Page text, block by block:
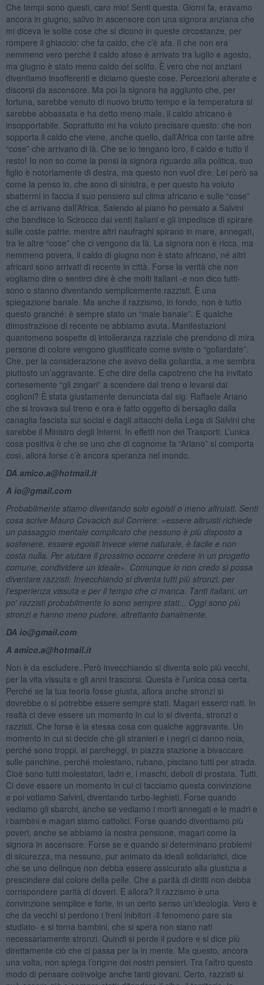
Che tempi sono questi, caro mio! Senti questa. Giorni fa, eravamo
ancora in giugno, salivo in ascensore con una signora anziana che
mi diceva le solite cose che si dicono in queste circostanze, per
rompere il ghiaccio: che fa caldo, che c’è afa. Il che non era
nemmeno vero perché il caldo afoso è arrivato tra luglio e agosto,
ma giugno è stato meno caldo del solito. È vero che noi anziani
diventiamo insofferenti e diciamo queste cose. Percezioni alterate e
discorsi da ascensore. Ma poi la signora ha aggiunto che, per
fortuna, sarebbe venuto di nuovo brutto tempo e la temperatura si
sarebbe abbassata e ha detto meno male, il caldo africano è
insopportabile. Soprattutto mi ha voluto precisare questo: che non
sopporta il caldo che viene, anche quello, dall’Africa con tante altre
“cose” che arrivano di là. Che se lo tengano loro, il caldo e tutto il
resto! Io non so come la pensi la signora riguardo alla politica, suo
figlio è notoriamente di destra, ma questo non vuol dire. Lei però sa
come la penso io, che sono di sinistra, e per questo ha voluto
sbattermi in faccia il suo pensiero sul clima africano e sulle “cose”
che ci arrivano dall’Africa. Salendo al piano ho pensato a Salvini
che bandisce lo Scirocco dai venti italiani e gli impedisce di spirare
sulle coste patrie, mentre altri naufraghi spirano in mare, annegati,
tra le altre “cose” che ci vengono da là. La signora non è ricca, ma
nemmeno povera, il caldo di giugno non è stato africano, né altri
africani sono arrivati di recente in città. Forse la verità che non
vogliamo dire o sentirci dire è che molti italiani -e non dico tutti-
sono o stanno diventando semplicemente razzisti. È una
spiegazione banale. Ma anche il razzismo, in fondo, non è tutto
questo granché: è sempre stato un “male banale”. E qualche
dimostrazione di recente ne abbiamo avuta. Manifestazioni
quantomeno sospette di intolleranza razziale che prendono di mira
persone di colore vengono giustificate come sviste o “goliardate”.
Che, per la considerazione che avevo della goliardia, a me sembra
piuttosto un’aggravante. E che dire della capotreno che ha invitato
cortesemente “gli zingari” a scendere dal treno e levarsi dai
coglioni? È stata giustamente denunciata dal sig. Raffaele Ariano
che si trovava sul treno e ora è fatto oggetto di bersaglio dalla
canaglia fascista sui social e dagli attacchi della Lega di Salvini che
sarebbe il Ministro degli Interni. In effetti non dei Trasporti. L’unica
cosa positiva è che se uno che di cognome fa “Ariano” si comporta
così, allora forse c’è ancora speranza nel mondo.
DA amico.a@hotmail.it
A io@gmail.com
Probabilmente stiamo diventando solo egoisti o meno altruisti. Senti
cosa scrive Mauro Covacich sul Corriere: «essere altruisti richiede
un passaggio mentale complicato che nessuno è più disposto a
sostenere, essere egoisti invece viene naturale, è facile e non
costa nulla. Per aiutare il prossimo occorre credere in un progetto
comune, condividere un ideale». Comunque io non credo si possa
diventare razzisti. Invecchiando si diventa tutti più stronzi, per
l'esperienza vissuta e per il tempo che ci manca. Tanti italiani, un
po' razzisti probabilmente lo sono sempre stati... Oggi sono più
stronzi e hanno meno pudore, altrettanto banalmente.
DA io@gmail.com
A amico.a@hotmail.it
Non è da escludere. Però invecchiando si diventa solo più vecchi,
per la vita vissuta e gli anni trascorsi. Questa è l’unica cosa certa.
Perché se la tua teoria fosse giusta, allora anche stronzi si
dovrebbe o si potrebbe essere sempre stati. Magari esserci nati. In
realtà ci deve essere un momento in cui lo si diventa, stronzi o
razzisti. Che forse è la stessa cosa con qualche aggravante. Un
momento in cui si decide che gli stranieri e i negri ci danno noia,
perché sono troppi, ai parcheggi, in piazza stazione a bivaccare
sulle panchine, perché molestano, rubano, pisciano tutti per strada.
Cioè sono tutti molestatori, ladri e, i maschi, deboli di prostata. Tutti.
Ci deve essere un momento in cui ci facciamo questa convinzione
e poi votiamo Salvini, diventando turbo-leghisti. Forse quando
vediamo gli sbarchi, anche se vediamo i morti annegati e le madri e
i bambini e magari siamo cattolici. Forse quando diventiamo più
poveri, anche se abbiamo la nostra pensione, magari come la
signora in ascensore. Forse se e quando si determinano problemi
di sicurezza, ma nessuno, pur animato da ideali solidaristici, dice
che se uno delinque non debba essere assicurato alla giustizia a
prescindere dal colore della pelle. Che a parità di diritti non debba
corrispondere parità di doveri. E allora? Il razzismo è una
convinzione semplice e forte, in un certo senso un’ideologia. Vero è
che da vecchi si perdono i freni inibitori -il fenomeno pare sia
studiato- e si torna bambini, che si spera non siano nati
necessariamente stronzi. Quindi si perde il pudore e si dice più
direttamente ciò che ci passa per la in mente. Ma questo, ancora
una volta, non spiega l’origine dei nostri pensieri. Tra l’altro questo
modo di pensare coinvolge anche tanti giovani. Certo, razzisti si